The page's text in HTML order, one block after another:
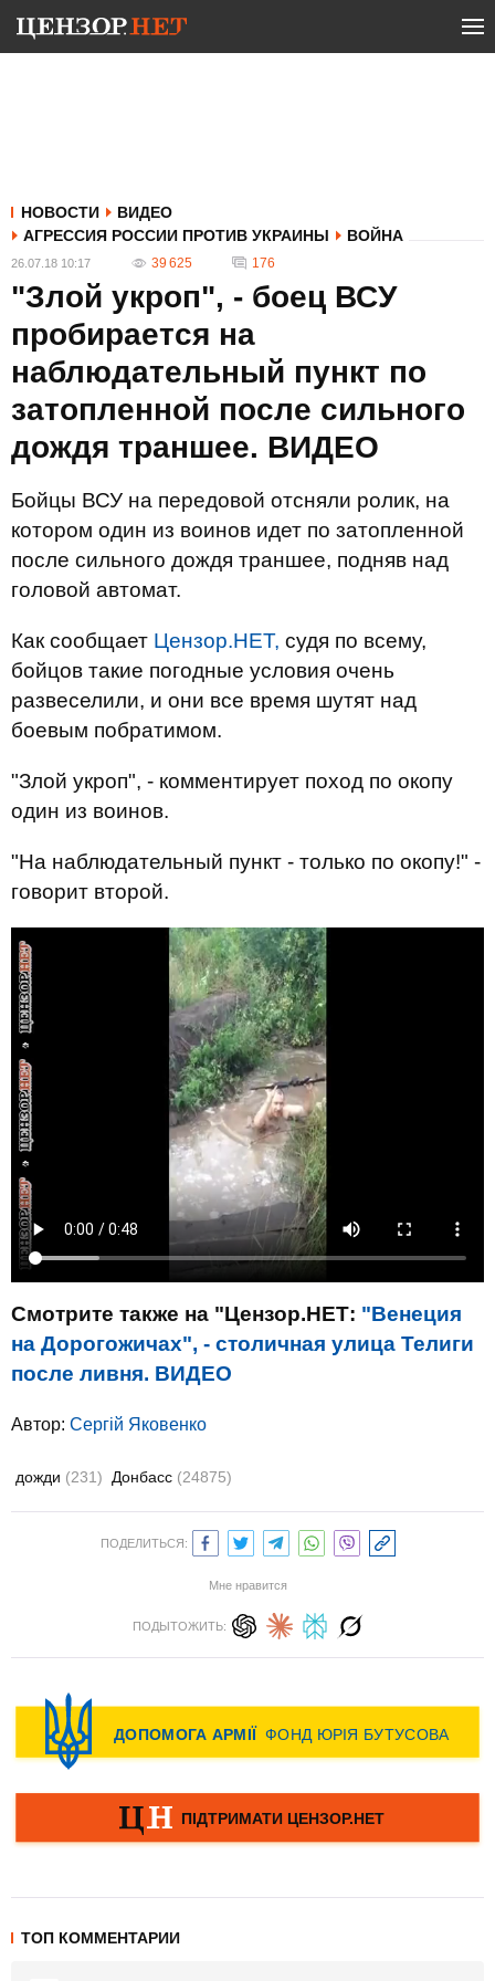
НОВОСТИ
ВИДЕО
АГРЕССИЯ РОССИИ ПРОТИВ УКРАИНЫ
ВОЙНА
26.07.18 10:17 39 625 176
"Злой укроп", - боец ВСУ
пробирается на
наблюдательный пункт по
затопленной после сильного
дождя траншее. ВИДЕО
Бойцы ВСУ на передовой отсняли ролик, на
котором один из воинов идет по затопленной
после сильного дождя траншее, подняв над
головой автомат.
Как сообщает Цензор.НЕТ, судя по всему,
бойцов такие погодные условия очень
развеселили, и они все время шутят над
боевым побратимом.
"Злой укроп", - комментирует поход по окопу
один из воинов.
"На наблюдательный пункт - только по окопу!" -
говорит второй.
Смотрите также на "Цензор.НЕТ: "Венеция
на Дорогожичах", - столичная улица Телиги
после ливня. ВИДЕО
Автор: Сергій Яковенко
дожди (231) Донбасс (24875)
ПОДЕЛИТЬСЯ:
Мне нравится
ПОДЫТОЖИТЬ:
ТОП КОММЕНТАРИИ